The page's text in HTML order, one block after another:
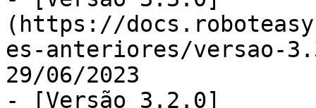
(https://
es-anteriores/versao-
29/06/2023
- [Versão 3.2.0]